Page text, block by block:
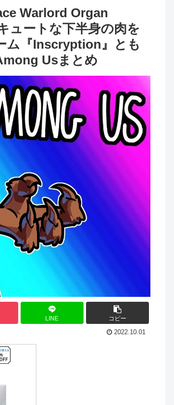
Warlord Organ
ュートな下半身の肉を
ム『Inscryption』とも
Usまとめ
LINE コピー
2022.10.01